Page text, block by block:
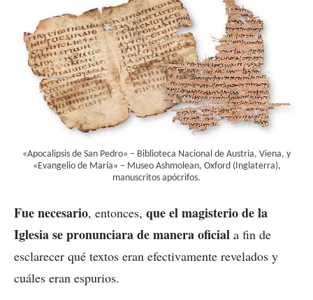
«Apocalipsis de San Pedro» – Biblioteca Nacional de Austria, Viena, y
«Evangelio de María» – Museo Ashmolean, Oxford (Inglaterra),
manuscritos apócrifos.
Fue necesario, entonces, que el magisterio de la
Iglesia se pronunciara de manera oficial a fin de
esclarecer qué textos eran efectivamente revelados y
cuáles eran espurios.